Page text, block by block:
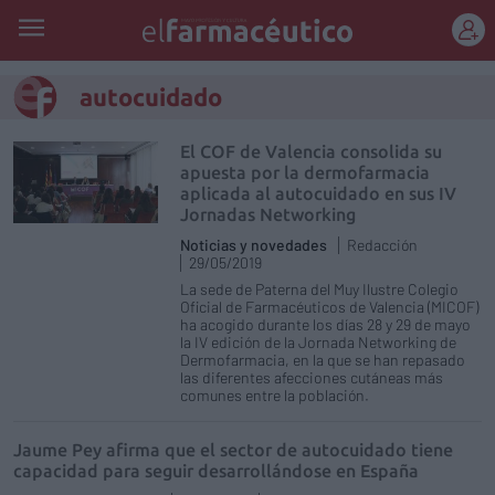
autocuidado
El COF de Valencia consolida su
apuesta por la dermofarmacia
aplicada al autocuidado en sus IV
Jornadas Networking
Noticias y novedades
Redacción
29/05/2019
La sede de Paterna del Muy Ilustre Colegio
Oficial de Farmacéuticos de Valencia (MICOF)
ha acogido durante los días 28 y 29 de mayo
la IV edición de la Jornada Networking de
Dermofarmacia, en la que se han repasado
las diferentes afecciones cutáneas más
comunes entre la población.
Jaume Pey afirma que el sector de autocuidado tiene
capacidad para seguir desarrollándose en España